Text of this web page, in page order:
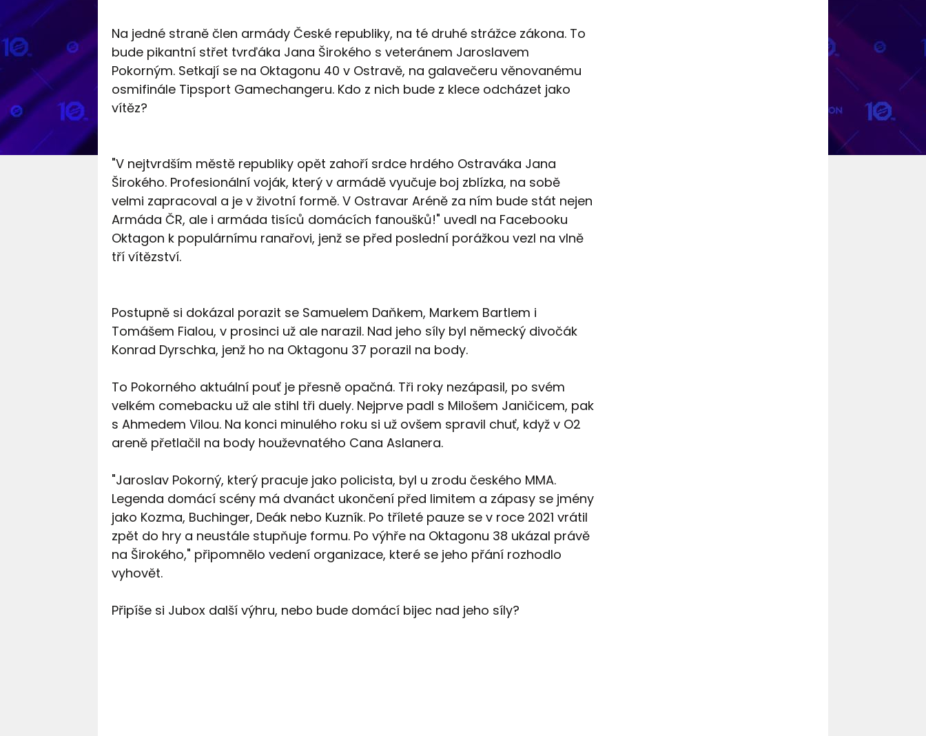
Na jedné straně člen armády České republiky, na té druhé strážce zákona. To
bude pikantní střet tvrďáka Jana Širokého s veteránem Jaroslavem
Pokorným. Setkají se na Oktagonu 40 v Ostravě, na galavečeru věnovanému
osmifinále Tipsport Gamechangeru. Kdo z nich bude z klece odcházet jako
vítěz?
"V nejtvrdším městě republiky opět zahoří srdce hrdého Ostraváka Jana
Širokého. Profesionální voják, který v armádě vyučuje boj zblízka, na sobě
velmi zapracoval a je v životní formě. V Ostravar Aréně za ním bude stát nejen
Armáda ČR, ale i armáda tisíců domácích fanoušků!" uvedl na Facebooku
Oktagon k populárnímu ranařovi, jenž se před poslední porážkou vezl na vlně
tří vítězství.
Postupně si dokázal porazit se Samuelem Daňkem, Markem Bartlem i
Tomášem Fialou, v prosinci už ale narazil. Nad jeho síly byl německý divočák
Konrad Dyrschka, jenž ho na Oktagonu 37 porazil na body.
To Pokorného aktuální pouť je přesně opačná. Tři roky nezápasil, po svém
velkém comebacku už ale stihl tři duely. Nejprve padl s Milošem Janičicem, pak
s Ahmedem Vilou. Na konci minulého roku si už ovšem spravil chuť, když v O2
areně přetlačil na body houževnatého Cana Aslanera.
"Jaroslav Pokorný, který pracuje jako policista, byl u zrodu českého MMA.
Legenda domácí scény má dvanáct ukončení před limitem a zápasy se jmény
jako Kozma, Buchinger, Deák nebo Kuzník. Po tříleté pauze se v roce 2021 vrátil
zpět do hry a neustále stupňuje formu. Po výhře na Oktagonu 38 ukázal právě
na Širokého," připomnělo vedení organizace, které se jeho přání rozhodlo
vyhovět.
Připíše si Jubox další výhru, nebo bude domácí bijec nad jeho síly?